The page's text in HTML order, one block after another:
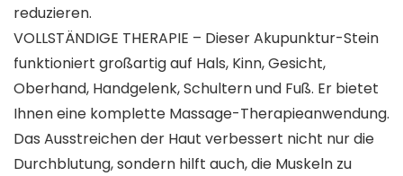
reduzieren.
VOLLSTÄNDIGE THERAPIE – Dieser Akupunktur-Stein
funktioniert großartig auf Hals, Kinn, Gesicht,
Oberhand, Handgelenk, Schultern und Fuß. Er bietet
Ihnen eine komplette Massage-Therapieanwendung.
Das Ausstreichen der Haut verbessert nicht nur die
Durchblutung, sondern hilft auch, die Muskeln zu